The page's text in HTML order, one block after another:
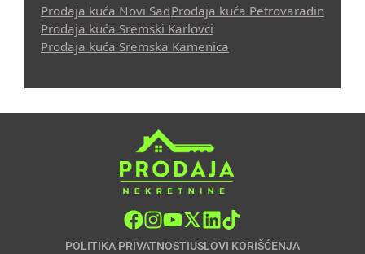
Prodaja kuća Novi SadProdaja kuća Petrovaradin
Prodaja kuća Sremski Karlovci
Prodaja kuća Sremska Kamenica
POLITIKA PRIVATNOSTIUSLOVI KORIŠĆENJA